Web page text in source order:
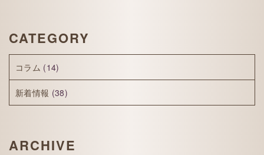
CATEGORY
コラム (14)
新着情報 (38)
ARCHIVE